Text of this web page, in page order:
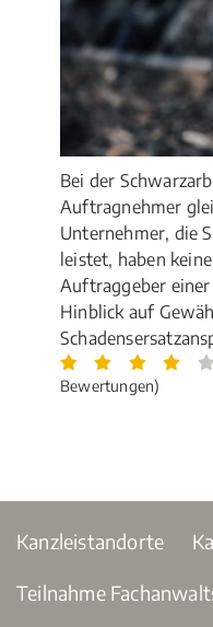
Bei der
Auftragnehmer
Unternehmer, die
leistet, haben
Auftraggeber
Hinblick auf
Bewertungen)
Kanzleistandorte
Teilnahme